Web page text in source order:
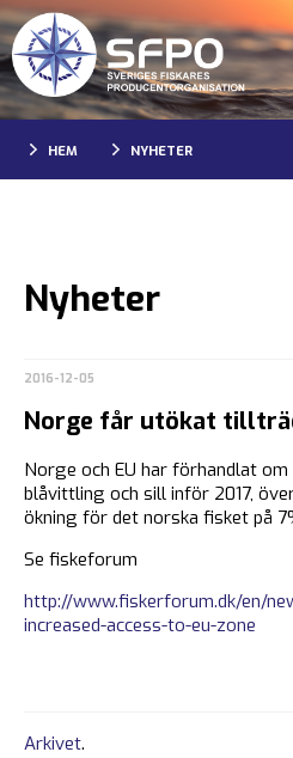
HEM NYHETER
Nyheter
2016-12-05
Norge får utökat
Norge och EU har förhandlat
blåvittling och sill inför 2017,
ökning för det norska fisket på
Se fiskeforum
http://www.fiskerforum.dk/en/
increased-access-to-eu-zone
Arkivet.